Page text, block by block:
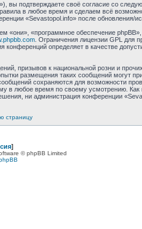
подтверждаете своё согласие со
в любое время и сделаем всё
«Sevastopol.info» после обновления/
«программное обеспечение phpBB»,
. Ограничения лицензии GPL для
конференций определяет в качестве
призывов к национальной розни и
размещения таких сообщений могут
сохраняются для возможности
в любое время по своему усмотрению.
ни администрация конференции
страницу
]
© phpBB Limited